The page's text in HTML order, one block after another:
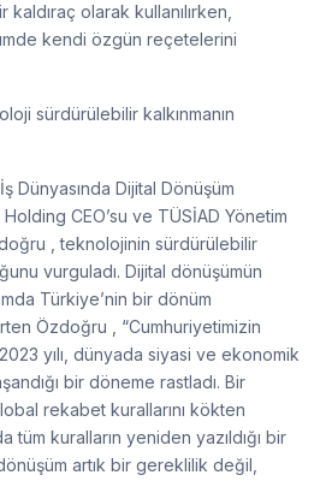
olarak kullanılırken,
kendi özgün reçetelerini
sürdürülebilir kalkınmanın
Dünyasında Dijital Dönüşüm
CEO’su ve TÜSİAD Yönetim
, teknolojinin sürdürülebilir
vurguladı. Dijital dönüşümün
Türkiye’nin bir dönüm
Özdoğru , “Cumhuriyetimizin
yılı, dünyada siyasi ve ekonomik
bir döneme rastladı. Bir
rekabet kurallarını kökten
kuralların yeniden yazıldığı bir
artık bir gereklilik değil,